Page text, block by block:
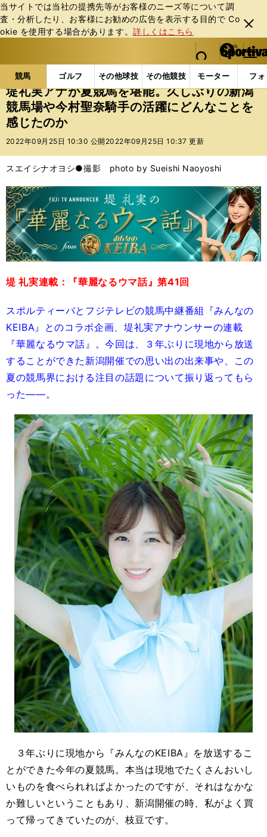
当サイトでは当社の提携先等がお客様のニーズ等について調
査・分析したり、お客様にお勧めの広告を表⽰する⽬的で Co
okie を使⽤する場合があります。詳しくはこちら
閉じ
る
web Sportiva (webスポルティーバ)
検索
マイペ
ー
ジ
メニュ
競馬 ゴルフ その他球技 その他競技 モーター フ
b
ス
ポ
ル
テ
ー
バ
競馬の記事一覧 競馬 堤礼実アナが夏競馬を堪能。
堤礼実アナが夏競馬を堪能。久しぶりの新潟
競馬場や今村聖奈騎手の活躍にどんなことを
感じたのか
2022年09月25日 10:30 公開 2022年09月25日 10:37 更新
スエイシナオヨシ●撮影 photo by Sueishi Naoyoshi
堤 礼実連載：『華麗なるウマ話』第41回
スポルティーバとフジテレビの競馬中継番組『みんなの
KEIBA』とのコラボ企画、堤礼実アナウンサーの連載
『華麗なるウマ話』。今回は、３年ぶりに現地から放送
することができた新潟開催での思い出の出来事や、この
夏の競馬界における注目の話題について振り返ってもら
った――。
３年ぶりに現地から『みんなのKEIBA』を放送するこ
とができた今年の夏競馬。本当は現地でたくさんおいし
いものを食べられればよかったのですが、それはなかな
か難しいということもあり、新潟開催の時、私がよく買
って帰ってきていたのが、枝豆です。